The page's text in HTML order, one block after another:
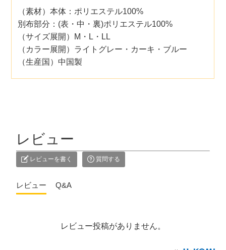
（素材）本体：ポリエステル100%
別布部分：(表・中・裏)ポリエステル100%
（サイズ展開）M・L・LL
（カラー展開）ライトグレー・カーキ・ブルー
（生産国）中国製
レビュー
レビューを書く 質問する
レビュー Q&A
レビュー投稿がありません。